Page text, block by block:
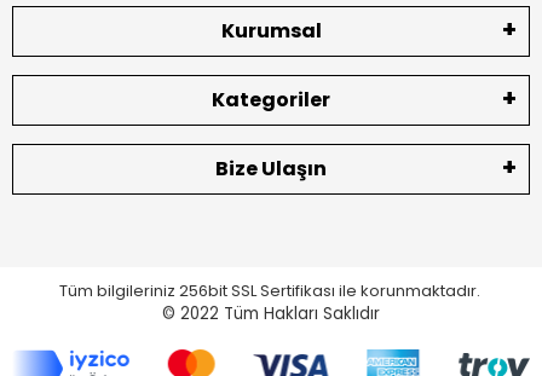
Kurumsal
Kategoriler
Bize Ulaşın
Tüm bilgileriniz 256bit SSL Sertifikası ile korunmaktadır.
© 2022 Tüm Hakları Saklıdır